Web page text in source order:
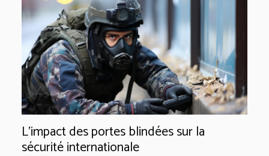
L'impact des portes blindées sur la
sécurité internationale